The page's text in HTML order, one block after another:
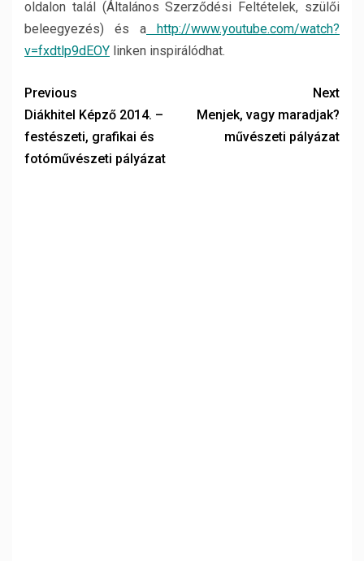
oldalon talál (Általános Szerződési Feltételek, szülői
beleegyezés) és a http://www.youtube.com/watch?
v=fxdtlp9dEOY linken inspirálódhat.
Previous
Diákhitel Képző 2014. –
festészeti, grafikai és
fotóművészeti pályázat
Next
Menjek, vagy maradjak?
művészeti pályázat